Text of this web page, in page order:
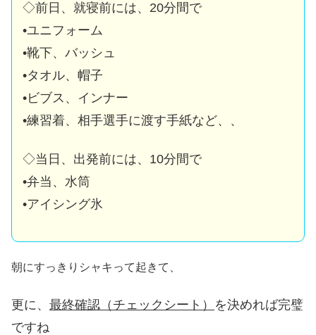
◇前日、就寝前には、20分間で
•ユニフォーム
•靴下、バッシュ
•タオル、帽子
•ビブス、インナー
•練習着、相手選手に渡す手紙など、、
◇当日、出発前には、10分間で
•弁当、水筒
•アイシング氷
朝にすっきりシャキって起きて、
更に、 最終確認（チェックシート） を決めれば完璧
ですね